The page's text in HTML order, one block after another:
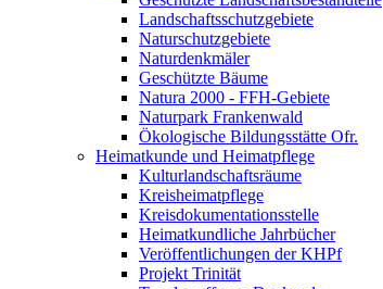
Landschaftsschutzgebiete
Naturschutzgebiete
Naturdenkmäler
Geschützte Bäume
Natura 2000 - FFH-Gebiete
Naturpark Frankenwald
Ökologische Bildungsstätte Ofr.
Heimatkunde und Heimatpflege
Kulturlandschaftsräume
Kreisheimatpflege
Kreisdokumentationsstelle
Heimatkundliche Jahrbücher
Veröffentlichungen der KHPf
Projekt Trinität